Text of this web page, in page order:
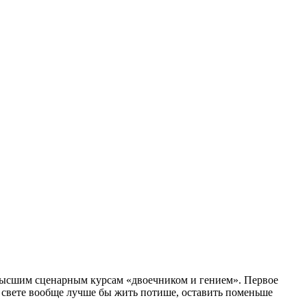
сценарным курсам «двоечником и гением». Первое
вообще лучше бы жить потише, оставить поменьше